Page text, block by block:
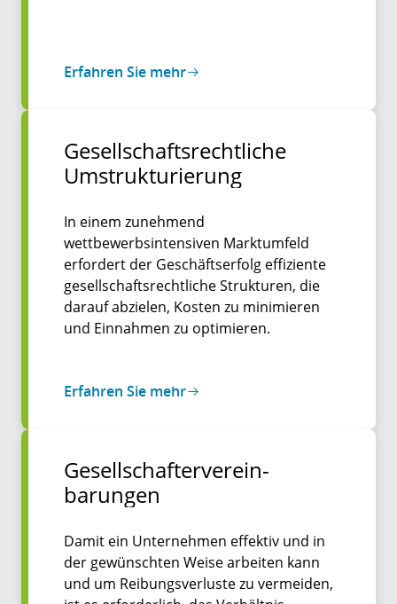
Erfahren Sie mehr
Gesellschaftsrechtliche
Umstrukturierung
In einem zunehmend
wettbewerbsintensiven Marktumfeld
erfordert der Geschäftserfolg effiziente
gesellschaftsrechtliche Strukturen, die
darauf abzielen, Kosten zu minimieren
und Einnahmen zu optimieren.
Erfahren Sie mehr
Gesell­schafter­­verein­­
barungen
Damit ein Unternehmen effektiv und in
der gewünschten Weise arbeiten kann
und um Reibungsverluste zu vermeiden,